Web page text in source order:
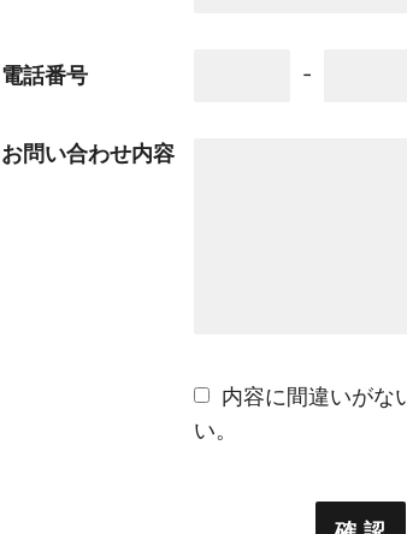
電話番号 -
お問い合わせ内容
内容に間違いがな
い。